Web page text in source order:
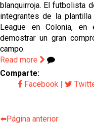
blanquirroja. El futbolista
integrantes de la
League en Colonia,
demostrar un gran
campo.
Read more
Comparte:
Facebook |
⬅️Página anterior